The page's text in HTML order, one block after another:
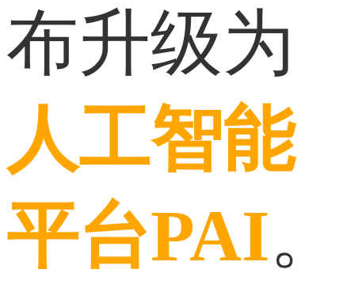
布升级为
人工智能
平台PAI。